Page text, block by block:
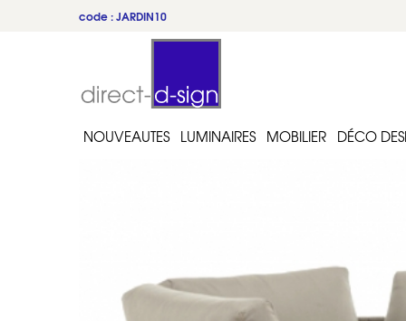
code : JARDIN10
du 22 au 31 juillet
NOUVEAUTES LUMINAIRES MOBILIER DÉCO